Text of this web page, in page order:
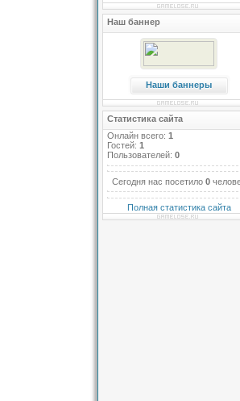
Наш баннер
Наши баннеры
Статистика сайта
Онлайн всего: 1
Гостей: 1
Пользователей: 0
Сегодня нас посетило 0
Полная статистика сайта